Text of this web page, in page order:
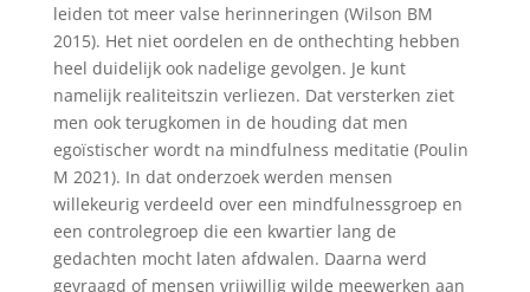
leiden tot meer valse herinneringen (Wilson BM
2015). Het niet oordelen en de onthechting hebben
heel duidelijk ook nadelige gevolgen. Je kunt
namelijk realiteitszin verliezen. Dat versterken ziet
men ook terugkomen in de houding dat men
egoïstischer wordt na mindfulness meditatie (Poulin
M 2021). In dat onderzoek werden mensen
willekeurig verdeeld over een mindfulnessgroep en
een controlegroep die een kwartier lang de
gedachten mocht laten afdwalen. Daarna werd
gevraagd of mensen vrijwillig wilde meewerken aan